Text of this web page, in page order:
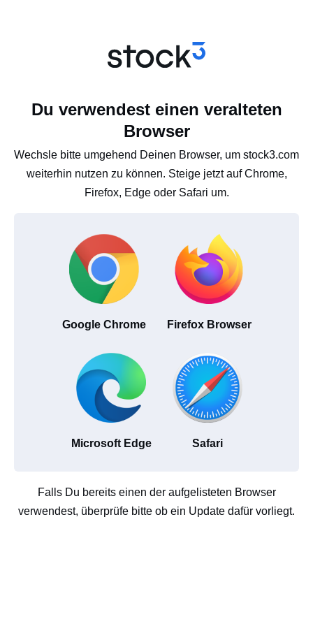
Du verwendest einen veralteten
Browser
Wechsle bitte umgehend Deinen Browser, um stock3.com
weiterhin nutzen zu können. Steige jetzt auf Chrome,
Firefox, Edge oder Safari um.
Google Chrome Firefox Browser
Microsoft Edge Safari
Falls Du bereits einen der aufgelisteten Browser
verwendest, überprüfe bitte ob ein Update dafür vorliegt.